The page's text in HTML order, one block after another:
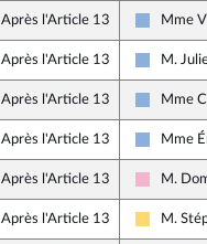
Après l'Article 13
Droite
Mme
Après l'Article 13
Droite
M.
Après l'Article 13
Droite
Mme
Après l'Article 13
Droite
Mme
Après l'Article 13 M.
Après l'Article 13
Libertés,
M.